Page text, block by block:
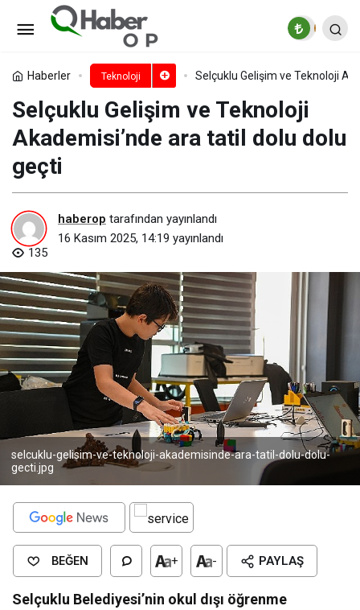
Haberler Teknoloji Selçuklu Gelişim ve Teknoloji
Selçuklu Gelişim ve Teknoloji
Akademisi’nde ara tatil dolu dolu
geçti
haberop tarafından yayınlandı
16 Kasım 2025, 14:19 yayınlandı
135
selcuklu-gelisim-ve-teknoloji-akademisinde-ara-tatil-dolu-dolu-
gecti.jpg
BEĞEN + - PAYLAŞ
Selçuklu Belediyesi’nin okul dışı öğrenme
Gölyazı dünyanın “dijital
billboard”unda
Yorum Yap